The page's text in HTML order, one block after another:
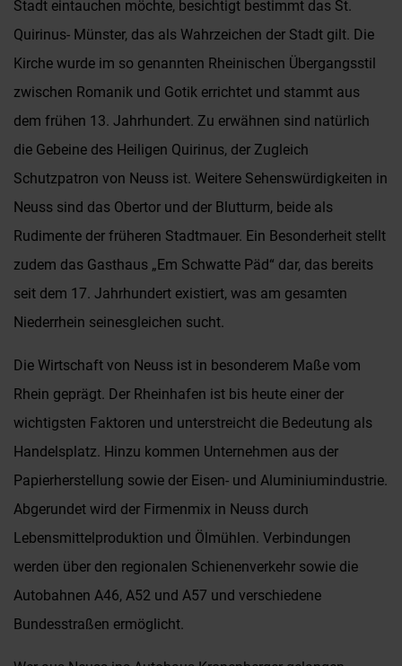
Stadt eintauchen möchte, besichtigt bestimmt das St.
Quirinus- Münster, das als Wahrzeichen der Stadt gilt. Die
Kirche wurde im so genannten Rheinischen Übergangsstil
zwischen Romanik und Gotik errichtet und stammt aus
dem frühen 13. Jahrhundert. Zu erwähnen sind natürlich
die Gebeine des Heiligen Quirinus, der Zugleich
Schutzpatron von Neuss ist. Weitere Sehenswürdigkeiten in
Neuss sind das Obertor und der Blutturm, beide als
Rudimente der früheren Stadtmauer. Ein Besonderheit stellt
zudem das Gasthaus „Em Schwatte Päd“ dar, das bereits
seit dem 17. Jahrhundert existiert, was am gesamten
Niederrhein seinesgleichen sucht.
Die Wirtschaft von Neuss ist in besonderem Maße vom
Rhein geprägt. Der Rheinhafen ist bis heute einer der
wichtigsten Faktoren und unterstreicht die Bedeutung als
Handelsplatz. Hinzu kommen Unternehmen aus der
Papierherstellung sowie der Eisen- und Aluminiumindustrie.
Abgerundet wird der Firmenmix in Neuss durch
Lebensmittelproduktion und Ölmühlen. Verbindungen
werden über den regionalen Schienenverkehr sowie die
Autobahnen A46, A52 und A57 und verschiedene
Bundesstraßen ermöglicht.